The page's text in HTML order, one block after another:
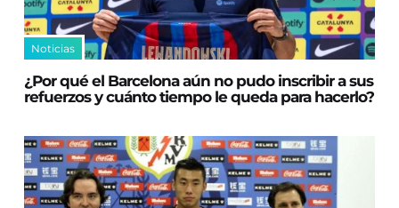
Noticias
¿Por qué el Barcelona aún no pudo inscribir a sus
refuerzos y cuánto tiempo le queda para hacerlo?